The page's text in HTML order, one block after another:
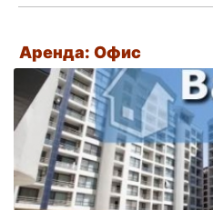
Аренда: Офис